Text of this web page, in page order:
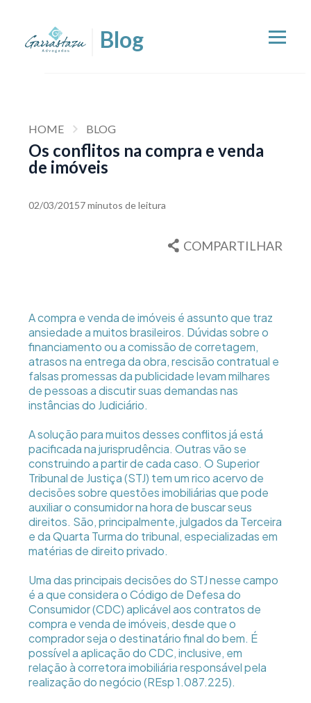
HOME BLOG
Os conflitos na compra e venda
de imóveis
02/03/20157 minutos de leitura
COMPARTILHAR
A compra e venda de imóveis é assunto que traz
ansiedade a muitos brasileiros. Dúvidas sobre o
financiamento ou a comissão de corretagem,
atrasos na entrega da obra, rescisão contratual e
falsas promessas da publicidade levam milhares
de pessoas a discutir suas demandas nas
instâncias do Judiciário.
A solução para muitos desses conflitos já está
pacificada na jurisprudência. Outras vão se
construindo a partir de cada caso. O Superior
Tribunal de Justiça (STJ) tem um rico acervo de
decisões sobre questões imobiliárias que pode
auxiliar o consumidor na hora de buscar seus
direitos. São, principalmente, julgados da Terceira
e da Quarta Turma do tribunal, especializadas em
matérias de direito privado.
Uma das principais decisões do STJ nesse campo
é a que considera o Código de Defesa do
Consumidor (CDC) aplicável aos contratos de
compra e venda de imóveis, desde que o
comprador seja o destinatário final do bem. É
possível a aplicação do CDC, inclusive, em
relação à corretora imobiliária responsável pela
realização do negócio (REsp 1.087.225).